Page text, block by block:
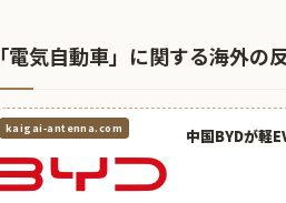
「電気自動車」に関する海外の
kaigai-antenna.com 中国BYDが軽